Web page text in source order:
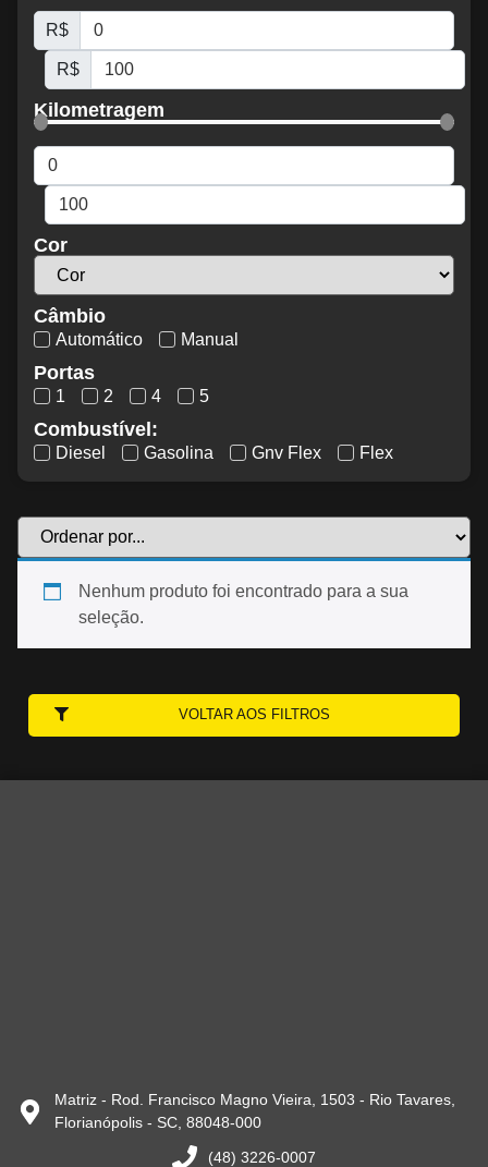
R$
R$
Kilometragem
Cor
Câmbio
Automático Manual
Portas
1 2 4 5
Combustível:
Diesel Gasolina Gnv Flex Flex
Nenhum produto foi encontrado para a sua
seleção.
VOLTAR AOS FILTROS
Matriz - Rod. Francisco Magno Vieira, 1503 - Rio Tavares,
Florianópolis - SC, 88048-000
(48) 3226-0007